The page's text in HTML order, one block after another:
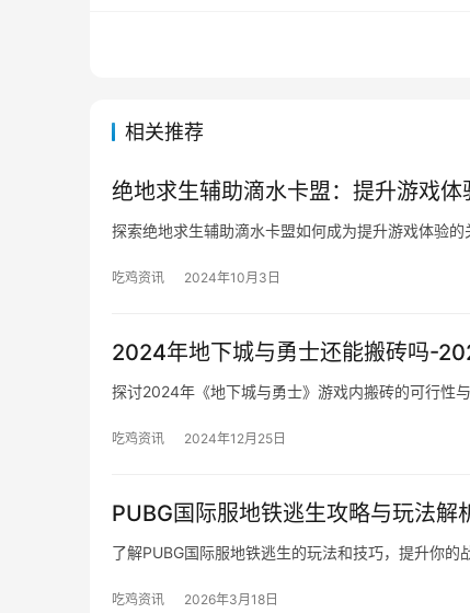
相关推荐
绝地求生辅助滴水卡盟：提升游戏体
探索绝地求生辅助滴水卡盟如何成为提升游戏体验
吃鸡资讯 2024年10月3日
2024年地下城与勇士还能搬砖吗-
探讨2024年《地下城与勇士》游戏内搬砖的可行性
吃鸡资讯 2024年12月25日
PUBG国际服地铁逃生攻略与玩法
了解PUBG国际服地铁逃生的玩法和技巧，提升你的
吃鸡资讯 2026年3月18日